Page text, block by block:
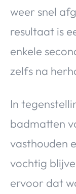
weer snel
resultaat is
enkele
zelfs na
In
badmatten
vasthouden
vochtig
ervoor dat